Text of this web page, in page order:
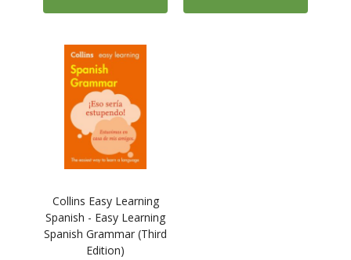
Collins Easy Learning
Spanish - Easy Learning
Spanish Grammar (Third
Edition)